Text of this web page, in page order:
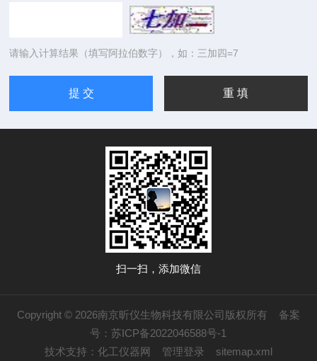
请输入计算结果（填写阿拉伯数字），如：三加四=7
扫一扫，添加微信
Copyright © 2026南京昕仪生物科技有限公司版权所有 备案
号：苏ICP备2022046588号-1
技术支持： 化工仪器网 管理登录 sitemap.xml